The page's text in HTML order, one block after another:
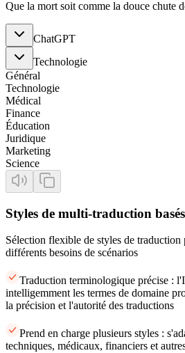
Que la mort soit comme la douce chute
ChatGPT
Technologie
Général
Technologie
Médical
Finance
Éducation
Juridique
Marketing
Science
Styles de multi-traduction
Sélection flexible de styles de traduction
différents besoins de scénarios
Traduction terminologique précise :
intelligemment les termes de domaine
la précision et l'autorité des traductions
Prend en charge plusieurs styles :
techniques, médicaux, financiers et